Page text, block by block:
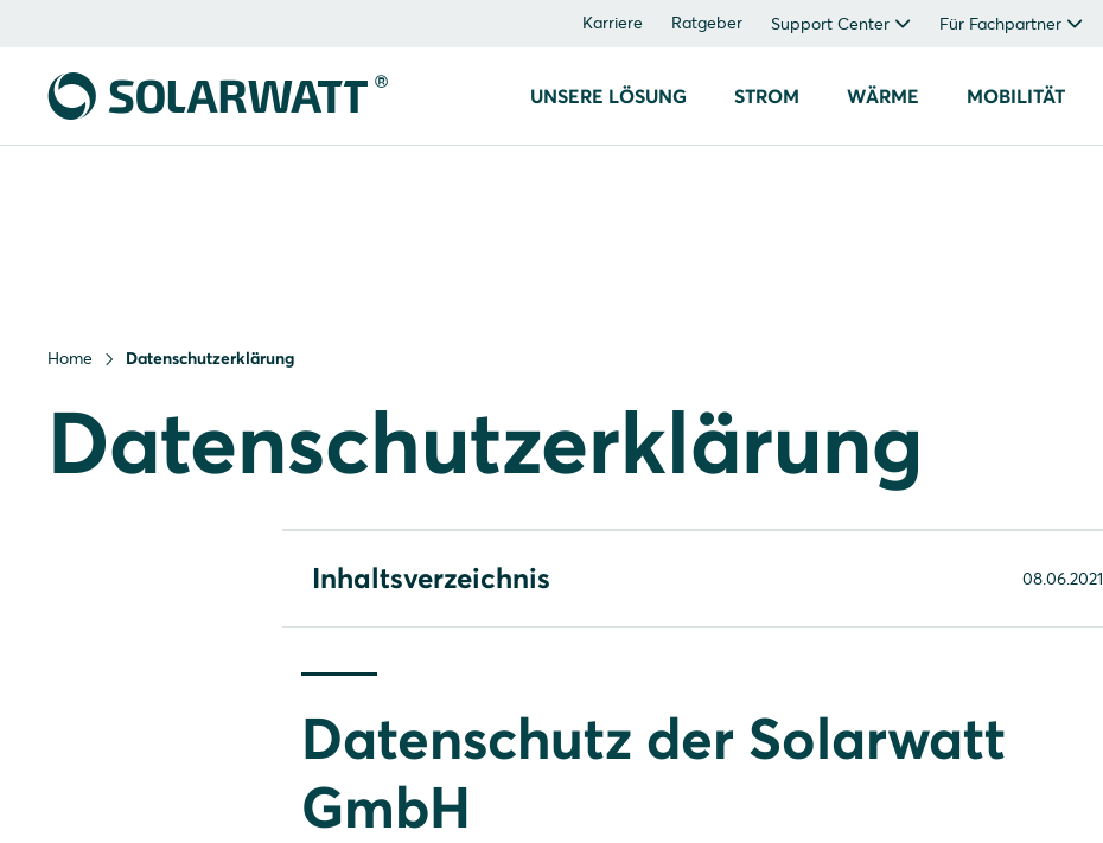
Karriere Ratgeber Support Center Für Fachpartner
UNSERE LÖSUNG STROM WÄRME MOBILITÄT
Home Datenschutzerklärung
Datenschutzerklärung
Inhaltsverzeichnis 08.06.2021
Datenschutz der Solarwatt
GmbH